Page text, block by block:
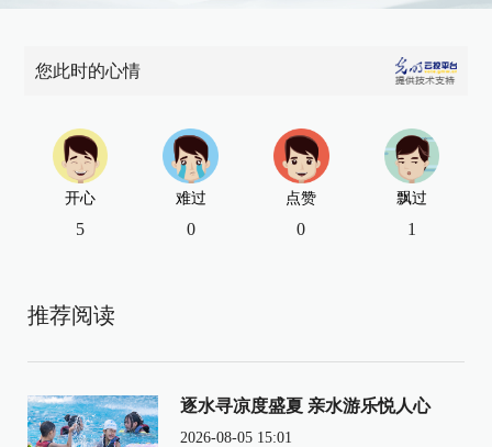
您此时的心情
开心
5
难过
0
点赞
0
飘过
1
推荐阅读
逐水寻凉度盛夏 亲水游乐悦人心
2026-08-05 15:01